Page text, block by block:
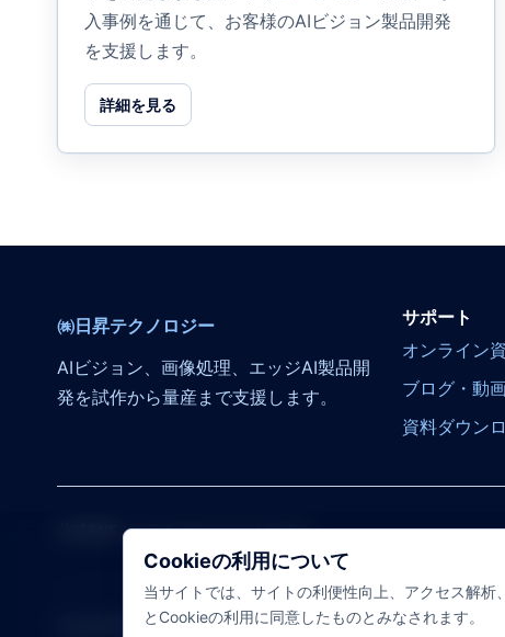
入事例を通じて、お客様のAIビジョン製品開発
を支援します。
詳細を見る
㈱日昇テクノロジー
AIビジョン、画像処理、エッジAI製品開
発を試作から量産まで支援します。
サポート
オンライン
ブログ・動
資料ダウン
YouTubeXFacebookTikTok
Copyright© 2007-2026 株式会社日昇テクノロジー All Rights
Cookieの利用について
当サイトでは、サイトの利便性向上、アクセス解
とCookieの利用に同意したものとみなされます。